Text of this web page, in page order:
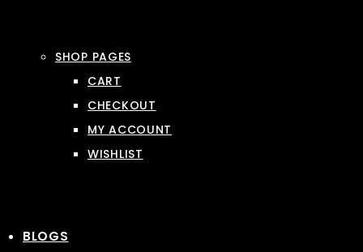
SHOP PAGES
CART
CHECKOUT
MY ACCOUNT
WISHLIST
BLOGS